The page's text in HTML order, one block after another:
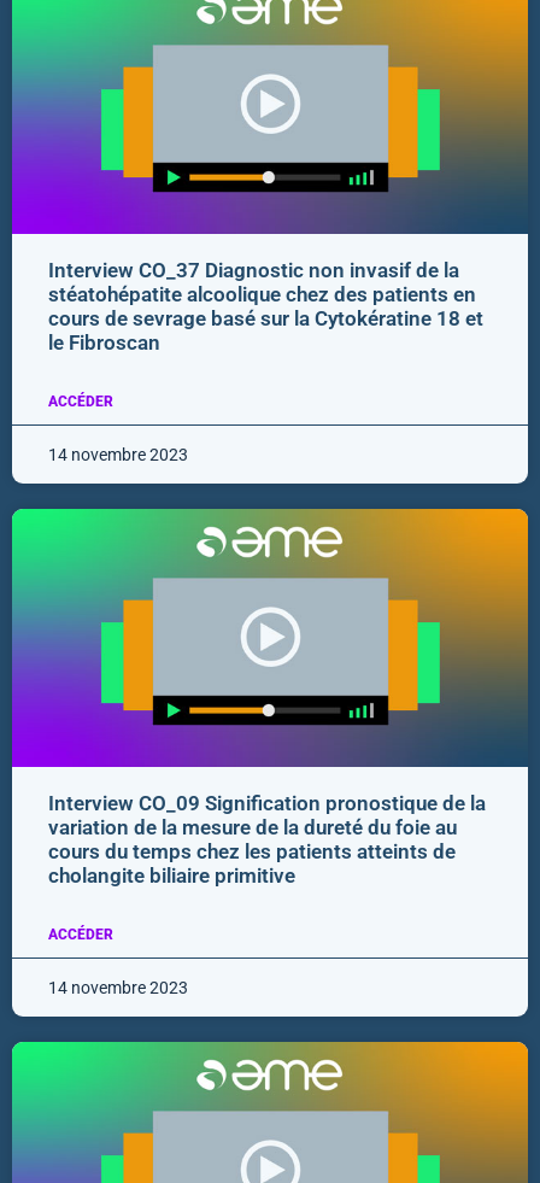
Interview CO_37 Diagnostic non invasif de la
stéatohépatite alcoolique chez des patients en
cours de sevrage basé sur la Cytokératine 18 et
le Fibroscan
ACCÉDER
14 novembre 2023
Interview CO_09 Signification pronostique de la
variation de la mesure de la dureté du foie au
cours du temps chez les patients atteints de
cholangite biliaire primitive
ACCÉDER
14 novembre 2023